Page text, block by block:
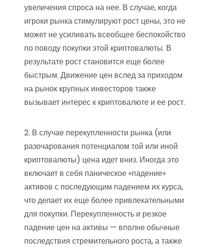
увеличения спроса на нее. В случае, когда
игроки рынка стимулируют рост цены, это не
может не усиливать всеобщее беспокойство
по поводу покупки этой криптовалюты. В
результате рост становится еще более
быстрым. Движение цен вслед за приходом
на рынок крупных инвесторов также
вызывает интерес к криптовалюте и ее рост.
2. В случае перекупленности рынка (или
разочарования потенциалом той или иной
криптовалюты) цена идет вниз. Иногда это
включает в себя паническое «падение»
активов с последующим падением их курса,
что делает их еще более привлекательными
для покупки. Перекупленность и резкое
падение цен на активы — вполне обычные
последствия стремительного роста, а также